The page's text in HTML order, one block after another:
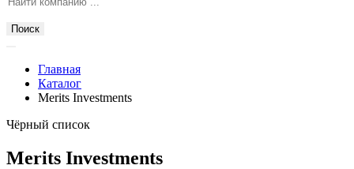
Поиск
Главная
Каталог
Merits Investments
Чёрный список
Merits Investments